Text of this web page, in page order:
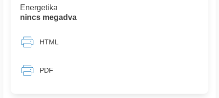
Energetika
nincs megadva
HTML
PDF